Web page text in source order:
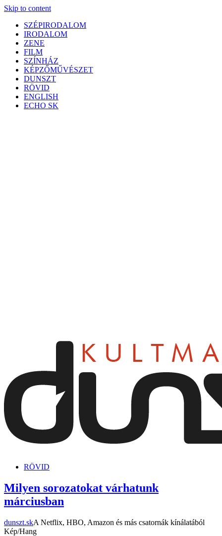
Skip to content
SZÉPIRODALOM
IRODALOM
ZENE
FILM
SZÍNHÁZ
KÉPZŐMŰVÉSZET
DUNSZT
RÖVID
ENGLISH
ECHO SK
RÖVID
Milyen sorozatokat várhatunk
márciusban
dunszt.skA Netflix, HBO, Amazon és más csatornák kínálatából
Kép/Hang